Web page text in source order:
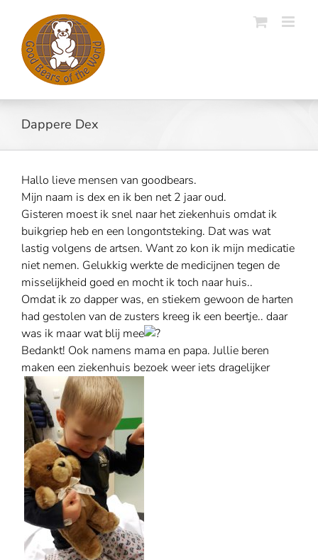
content
Dappere Dex
Hallo lieve mensen van goodbears.
Mijn naam is dex en ik ben net 2 jaar oud.
Gisteren moest ik snel naar het ziekenhuis omdat ik
buikgriep heb en een longontsteking. Dat was wat
lastig volgens de artsen. Want zo kon ik mijn medicatie
niet nemen. Gelukkig werkte de medicijnen tegen de
misselijkheid goed en mocht ik toch naar huis..
Omdat ik zo dapper was, en stiekem gewoon de harten
had gestolen van de zusters kreeg ik een beertje.. daar
was ik maar wat blij mee
Bedankt! Ook namens mama en papa. Jullie beren
maken een ziekenhuis bezoek weer iets dragelijker